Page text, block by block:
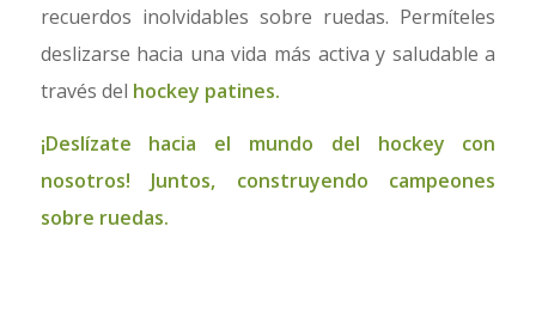
recuerdos inolvidables sobre ruedas. Permíteles
deslizarse hacia una vida más activa y saludable a
través del hockey patines.
¡Deslízate hacia el mundo del hockey con
nosotros! Juntos, construyendo campeones
sobre ruedas.